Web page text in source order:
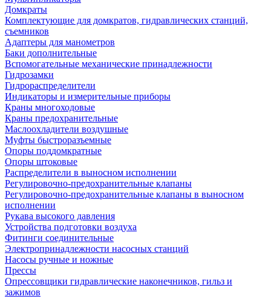
Домкраты
Комплектующие для домкратов, гидравлических станций,
съемников
Адаптеры для манометров
Баки дополнительные
Вспомогательные механические принадлежности
Гидрозамки
Гидрораспределители
Индикаторы и измерительные приборы
Краны многоходовые
Краны предохранительные
Маслоохладители воздушные
Муфты быстроразъемные
Опоры поддомкратные
Опоры штоковые
Распределители в выносном исполнении
Регулировочно-предохранительные клапаны
Регулировочно-предохранительные клапаны в выносном
исполнении
Рукава высокого давления
Устройства подготовки воздуха
Фитинги соединительные
Электропринадлежности насосных станций
Насосы ручные и ножные
Прессы
Опрессовщики гидравлические наконечников, гильз и
зажимов